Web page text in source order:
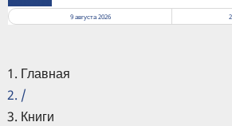
9 августа 2026
2
Главная
/
Книги